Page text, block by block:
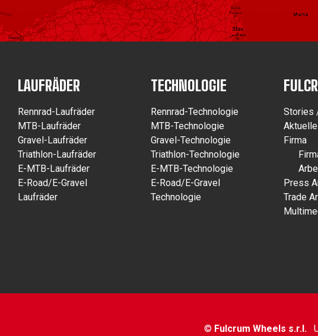
LAUFRÄDER
Rennrad-Laufräder
MTB-Laufräder
Gravel-Laufräder
Triathlon-Laufräder
E-MTB-Laufräder
E-Road/E-Gravel
Laufräder
TECHNOLOGIE
Rennrad-Technologie
MTB-Technologie
Gravel-Technologie
Triathlon-Technologie
E-MTB-Technologie
E-Road/E-Gravel
Technologie
Stories
Firma
Press
Trade
© Fulcrum Wheels s.r.l.